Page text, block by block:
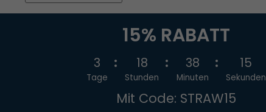
15% RABATT
3
Tage
18
Stunden
38
Minuten
14
Sekunden
Mit Code: STRAW15